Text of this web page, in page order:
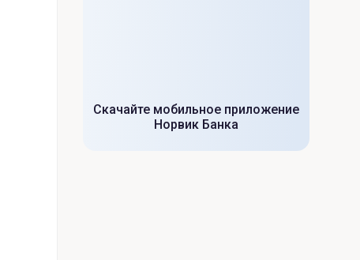
Скачайте мобильное приложение
Норвик Банка